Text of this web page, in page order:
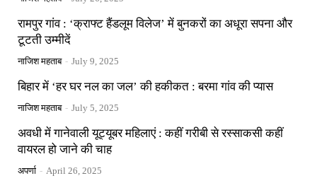
रामपुर गांव : ‘क्राफ्ट हैंडलूम विलेज’ में बुनकरों का अधूरा सपना और
टूटती उम्मीदें
नाजिश महताब - July 9, 2025
बिहार में ‘हर घर नल का जल’ की हकीकत : बरमा गांव की प्यास
नाजिश महताब - July 5, 2025
अवधी में गानेवाली यूट्यूबर महिलाएं : कहीं गरीबी से रस्साकसी कहीं
वायरल हो जाने की चाह
अपर्णा - April 26, 2025